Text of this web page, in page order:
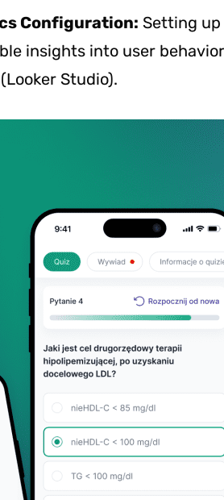
Configuration: Setting
insights into user
Studio).